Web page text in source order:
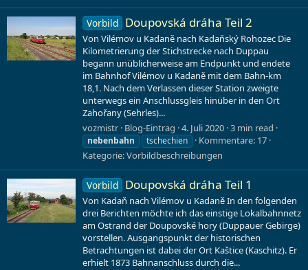
Vorbild Doupovská dráha Teil 2
Von Vilémov u Kadaně nach Kadaňský Rohozec Die
Kilometrierung der Stichstrecke nach Duppau
begann unüblicherweise am Endpunkt und endete
im Bahnhof Vilémov u Kadaně mit dem Bahn-km
18,1. Nach dem Verlassen dieser Station zweigte
unterwegs ein Anschlussgleis hinüber in den Ort
Zahořany (Sehrles)...
vozmistr Blog-Eintrag 4. Juli 2020 3 min read
nebenbahn tschechien
Kommentare: 17
Kategorie:Vorbildbeschreibungen
Vorbild Doupovská dráha Teil 1
Von Kadaň nach Vilémov u Kadaně In den folgenden
drei Berichten möchte ich das einstige Lokalbahnnetz
am Ostrand der Doupovské hory (Duppauer Gebirge)
vorstellen. Ausgangspunkt der historischen
Betrachtungen ist dabei der Ort Kaštice (Kaschitz). Er
erhielt 1873 Bahnanschluss durch die...